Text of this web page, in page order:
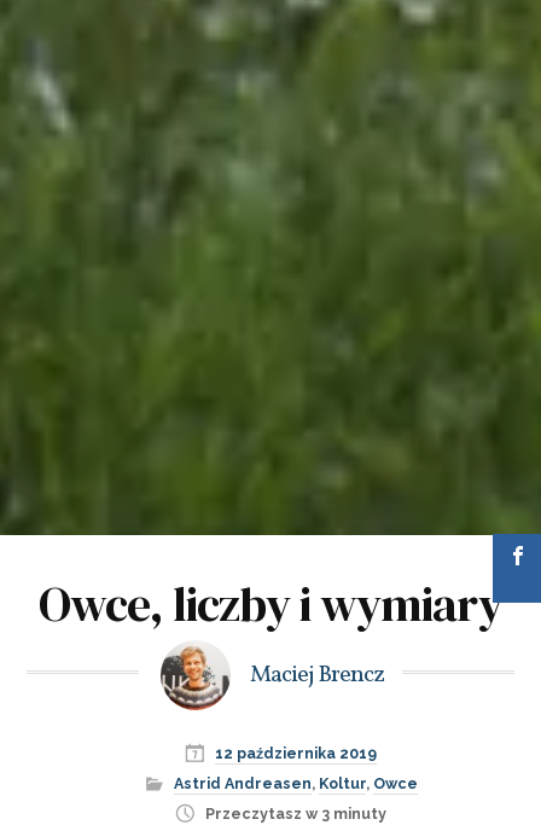
Owce, liczby i wymiary
Maciej Brencz
12 października 2019
Astrid Andreasen, Koltur, Owce
Przeczytasz w 3 minuty